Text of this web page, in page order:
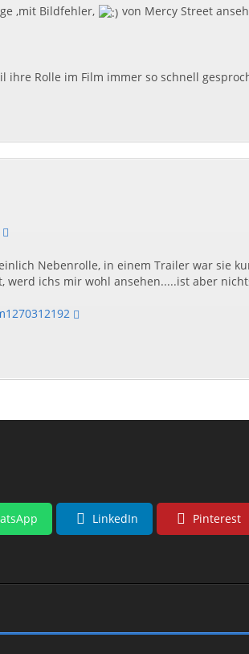
,mit Bildfehler,
von Mercy Street
ihre Rolle im Film immer so schnell
Nebenrolle, in einem Trailer war sie
werd ichs mir wohl ansehen.....ist aber
LinkedIn Pinterest